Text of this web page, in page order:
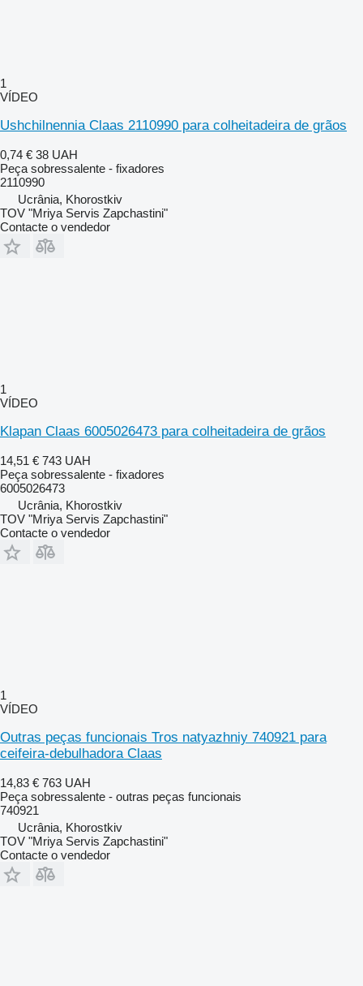
1
VÍDEO
Ushchilnennia Claas 2110990 para colheitadeira de grãos
0,74 € 38 UAH
Peça sobressalente - fixadores
2110990
Ucrânia, Khorostkiv
TOV "Mriya Servis Zapchastini"
Contacte o vendedor
1
VÍDEO
Klapan Claas 6005026473 para colheitadeira de grãos
14,51 € 743 UAH
Peça sobressalente - fixadores
6005026473
Ucrânia, Khorostkiv
TOV "Mriya Servis Zapchastini"
Contacte o vendedor
1
VÍDEO
Outras peças funcionais Tros natyazhniy 740921 para
ceifeira-debulhadora Claas
14,83 € 763 UAH
Peça sobressalente - outras peças funcionais
740921
Ucrânia, Khorostkiv
TOV "Mriya Servis Zapchastini"
Contacte o vendedor